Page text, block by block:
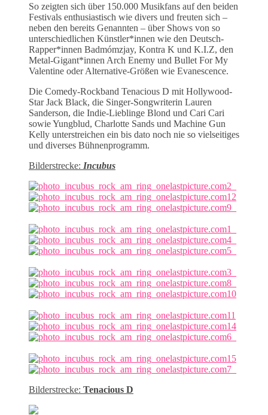
So zeigten sich über 150.000 Musikfans auf den beiden
Festivals enthusiastisch wie divers und freuten sich –
neben den bereits Genannten – über Shows von so
unterschiedlichen Künstler*innen wie den Deutsch-
Rapper*innen Badmómzjay, Kontra K und K.I.Z, den
Metal-Gigant*innen Arch Enemy und Bullet For My
Valentine oder Alternative-Größen wie Evanescence.
Die Comedy-Rockband Tenacious D mit Hollywood-
Star Jack Black, die Singer-Songwriterin Lauren
Sanderson, die Indie-Lieblinge Blond und Cari Cari
sowie Yungblud, Charlotte Sands und Machine Gun
Kelly unterstreichen ein bis dato noch nie so vielseitiges
und diverses Bühnenprogramm.
Bilderstrecke: Incubus
Bilderstrecke: Tenacious D